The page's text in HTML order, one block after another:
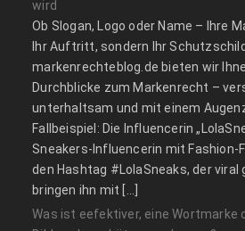
wird
Ob Slogan, Logo oder Name – Ihre
Ihr Auftritt, sondern Ihr
markenrechteblog.de bieten wir
Durchblicke zum Markenrecht –
unterhaltsam und mit einem
Fallbeispiel: Die Influencerin
Sneakers-Influencerin mit Fashion-
den Hashtag #LolaSneaks, der viral
bringen ihn mit […]
Was ist eefektiver, eine Wortmarke